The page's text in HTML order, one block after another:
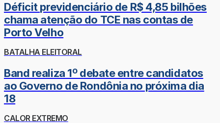
Déficit previdenciário de R$ 4,85 bilhões
chama atenção do TCE nas contas de
Porto Velho
BATALHA ELEITORAL
Band realiza 1º debate entre candidatos
ao Governo de Rondônia no próxima dia
18
CALOR EXTREMO